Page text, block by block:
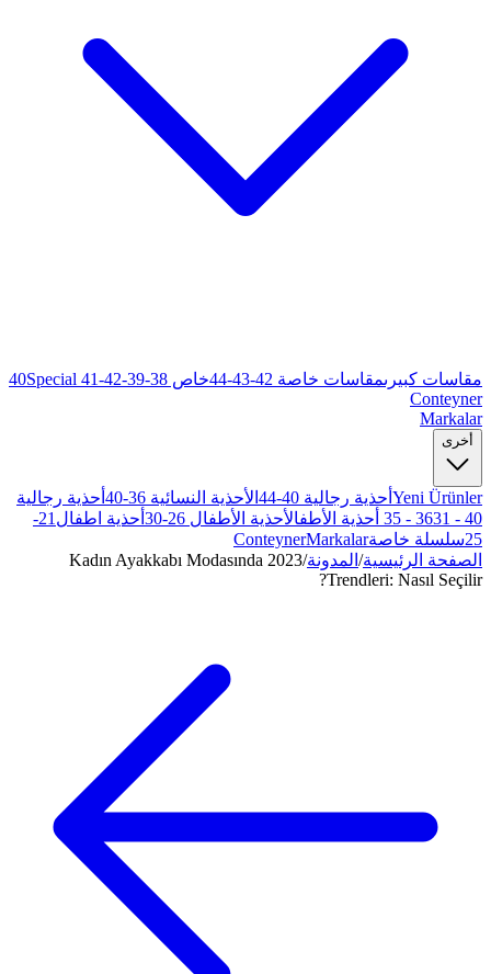
خاص 38-39-40 Special 41-42
الأحذية النسائية 36-40
أحذية رجالية
الأطفال 26-30
أحذية اطفال21-
Kadın Ayakkabı Modasında